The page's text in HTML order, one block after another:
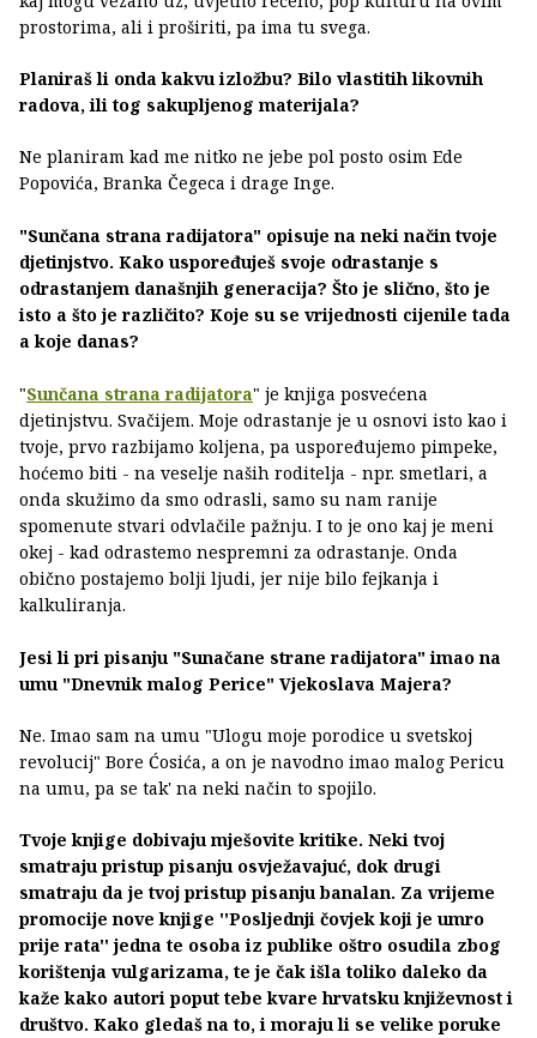
prostorima, ali i proširiti, pa ima tu svega.
Planiraš li onda kakvu izložbu? Bilo vlastitih likovnih
radova, ili tog sakupljenog materijala?
Ne planiram kad me nitko ne jebe pol posto osim Ede
Popovića, Branka Čegeca i drage Inge.
"Sunčana strana radijatora" opisuje na neki način tvoje
djetinjstvo. Kako uspoređuješ svoje odrastanje s
odrastanjem današnjih generacija? Što je slično, što je
isto a što je različito? Koje su se vrijednosti cijenile tada
a koje danas?
"Sunčana strana radijatora" je knjiga posvećena
djetinjstvu. Svačijem. Moje odrastanje je u osnovi isto kao i
tvoje, prvo razbijamo koljena, pa uspoređujemo pimpeke,
hoćemo biti - na veselje naših roditelja - npr. smetlari, a
onda skužimo da smo odrasli, samo su nam ranije
spomenute stvari odvlačile pažnju. I to je ono kaj je meni
okej - kad odrastemo nespremni za odrastanje. Onda
obično postajemo bolji ljudi, jer nije bilo fejkanja i
kalkuliranja.
Jesi li pri pisanju "Sunačane strane radijatora" imao na
umu "Dnevnik malog Perice" Vjekoslava Majera?
Ne. Imao sam na umu "Ulogu moje porodice u svetskoj
revolucij" Bore Ćosića, a on je navodno imao malog Pericu
na umu, pa se tak' na neki način to spojilo.
Tvoje knjige dobivaju mješovite kritike. Neki tvoj
smatraju pristup pisanju osvježavajuć, dok drugi
smatraju da je tvoj pristup pisanju banalan. Za vrijeme
promocije nove knjige ''Posljednji čovjek koji je umro
prije rata'' jedna te osoba iz publike oštro osudila zbog
korištenja vulgarizama, te je čak išla toliko daleko da
kaže kako autori poput tebe kvare hrvatsku književnost i
društvo. Kako gledaš na to, i moraju li se velike poruke